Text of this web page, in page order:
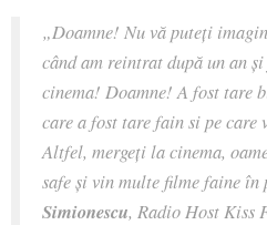
„Doamne! Nu vă puteți
când am reintrat după un an
cinema! Doamne! A fost tare
care a fost tare fain si pe care
Altfel, mergeți la cinema,
safe și vin multe filme faine în
Simionescu, Radio Host Kiss